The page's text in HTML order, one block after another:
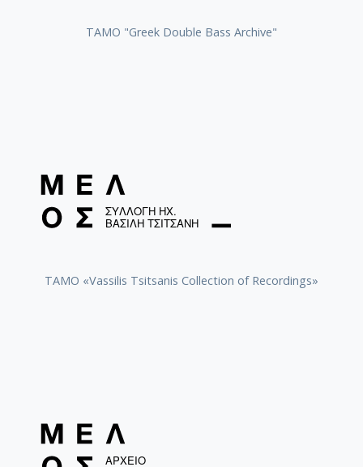
ΤΑΜΟ "Greek Double Bass Archive"
TAMO «Vassilis Tsitsanis Collection of Recordings»